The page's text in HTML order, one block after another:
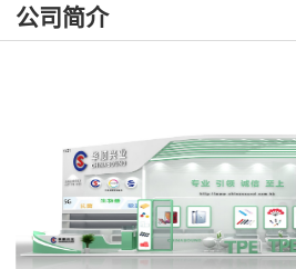
公司简介